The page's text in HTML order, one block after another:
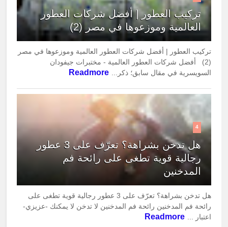
تركيب العطور | أفضل شركات العطور
العالمية وموزعوها في مصر (2)
تركيب العطور | أفضل شركات العطور العالمية وموزعوها في مصر
(2) أفضل شركات العطور العالمية - مختبرات جيفودان
السويسرية في مقال سابق؛ ذكر...
Readmore
4
هل تدخن بشراهة؟ تعرّف على 3 عطور
رجالية قوية تطغى على رائحة فم
المدخنين
هل تدخن بشراهة؟ تعرّف على 3 عطور رجالية قوية تطغى على
رائحة فم المدخنين رائحة فم المدخنين لا تدخن لا يمكنك -عزيزي-
اعتبار ...
Readmore